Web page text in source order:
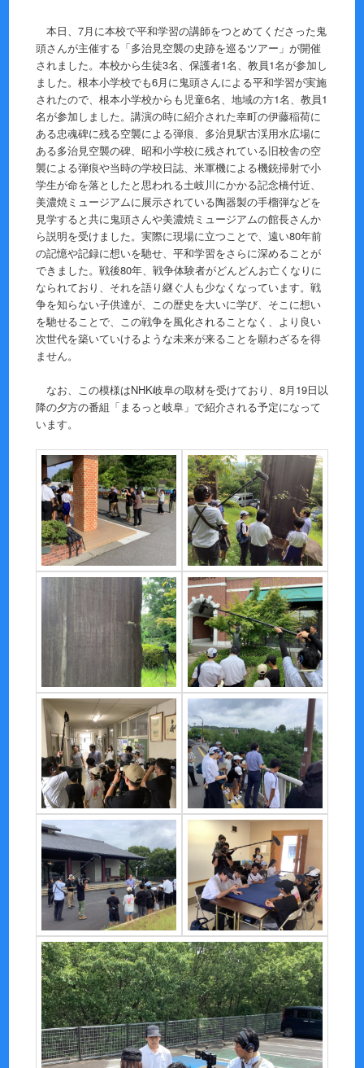
本日、7月に本校で平和学習の講師をつとめてくださった鬼
頭さんが主催する「多治見空襲の史跡を巡るツアー」が開催
されました。本校から生徒3名、保護者1名、教員1名が参加し
ました。根本小学校でも6月に鬼頭さんによる平和学習が実施
されたので、根本小学校からも児童6名、地域の方1名、教員1
名が参加しました。講演の時に紹介された幸町の伊藤稲荷に
ある忠魂碑に残る空襲による弾痕、多治見駅古渓用水広場に
ある多治見空襲の碑、昭和小学校に残されている旧校舎の空
襲による弾痕や当時の学校日誌、米軍機による機銃掃射で小
学生が命を落としたと思われる土岐川にかかる記念橋付近、
美濃焼ミュージアムに展示されている陶器製の手榴弾などを
見学すると共に鬼頭さんや美濃焼ミュージアムの館長さんか
ら説明を受けました。実際に現場に立つことで、遠い80年前
の記憶や記録に想いを馳せ、平和学習をさらに深めることが
できました。戦後80年、戦争体験者がどんどんお亡くなりに
なられており、それを語り継ぐ人も少なくなっています。戦
争を知らない子供達が、この歴史を大いに学び、そこに想い
を馳せることで、この戦争を風化されることなく、より良い
次世代を築いていけるような未来が来ることを願わざるを得
ません。
なお、この模様はNHK岐阜の取材を受けており、8月19日以
降の夕方の番組「まるっと岐阜」で紹介される予定になって
います。